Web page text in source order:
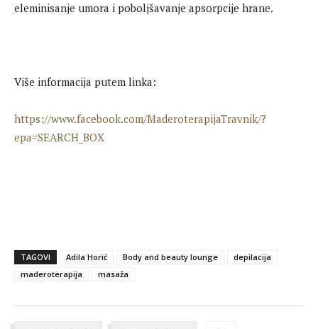
eleminisanje umora i poboljšavanje apsorpcije hrane.
Više informacija putem linka:
https://www.facebook.com/MaderoterapijaTravnik/?
epa=SEARCH_BOX
TAGOVI Adila Horić Body and beauty lounge
depilacija
maderoterapija
masaža